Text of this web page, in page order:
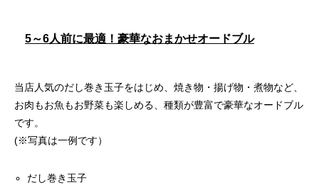
5～6人前に最適！豪華なおまかせオードブル
当店人気のだし巻き玉子をはじめ、焼き物・揚げ物・煮物など、
お肉もお魚もお野菜も楽しめる、種類が豊富で豪華なオードブル
です。
(※写真は一例です）
だし巻き玉子